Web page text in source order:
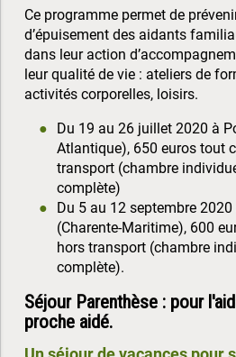
Ce programme permet de
d’épuisement des aidants
dans leur action
leur qualité de vie : ateliers de
activités corporelles, loisirs.
Du 19 au 26 juillet 2020 à
Atlantique), 650 euros tout
transport (chambre
complète)
Du 5 au 12 septembre 2020
(Charente-Maritime), 600
hors transport (chambre
complète).
Séjour Parenthèse : pour
proche aidé.